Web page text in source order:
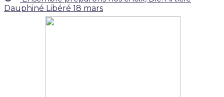
Dauphiné Libéré 18 mars